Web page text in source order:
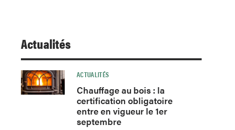
Actualités
ACTUALITÉS
Chauffage au bois : la
certification obligatoire
entre en vigueur le 1er
septembre